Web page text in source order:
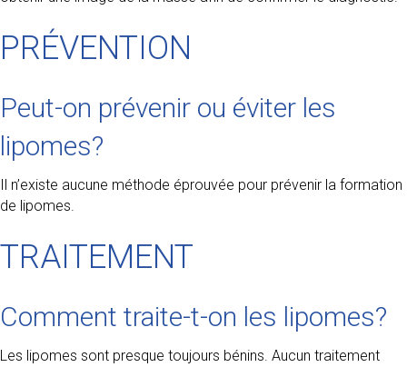
PRÉVENTION
Peut-on prévenir ou éviter les
lipomes?
Il n’existe aucune méthode éprouvée pour prévenir la formation
de lipomes.
TRAITEMENT
Comment traite-t-on les lipomes?
Les lipomes sont presque toujours bénins. Aucun traitement